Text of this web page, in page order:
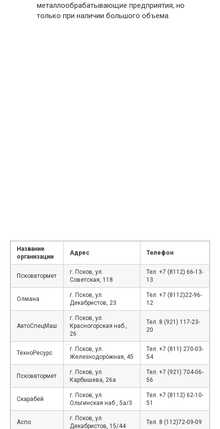
металлообрабатывающие предприятия, но
только при наличии большого объема.
Название
организации
Адрес Телефон
Псковвтормет
г. Псков, ул.
Советская, 118
Тел. +7 (8112) 66-13-
13
Олмана
г. Псков, ул.
Декабристов, 23
Тел. +7 (8112)22-96-
12
АвтоСпецМаш
г. Псков, ул.
Красногорская наб.,
26
Тел. 8 (921) 117-23-
20
ТехноРесурс
г. Псков, ул.
Железнодорожная, 45
Тел. +7 (811) 270-03-
54
Псковвтормет
г. Псков, ул.
Карбышева, 26а
Тел. +7 (921) 704-06-
56
Скарабей
г. Псков, ул.
Ольгинская наб., 5а/3
Тел. +7 (8112) 62-10-
51
Аспо
г. Псков, ул.
Декабристов, 15/44
Тел. 8 (112)72-09-09